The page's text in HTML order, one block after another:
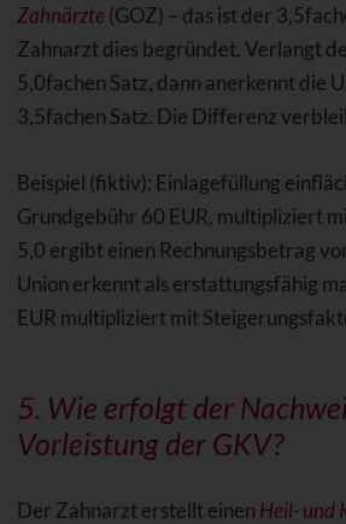
Zahnärzte (GOZ) – das ist der
Zahnarzt dies begründet. Verlangt
5,0fachen Satz, dann anerkennt die
3,5fachen Satz. Die Differenz
Beispiel (fiktiv): Einlagefüllung
Grundgebühr 60 EUR, multipliziert
5,0 ergibt einen Rechnungsbetrag
Union erkennt als erstattungsfähig
EUR multipliziert mit
5. Wie erfolgt der
Vorleistung der GKV?
Der Zahnarzt erstellt einen Heil- und